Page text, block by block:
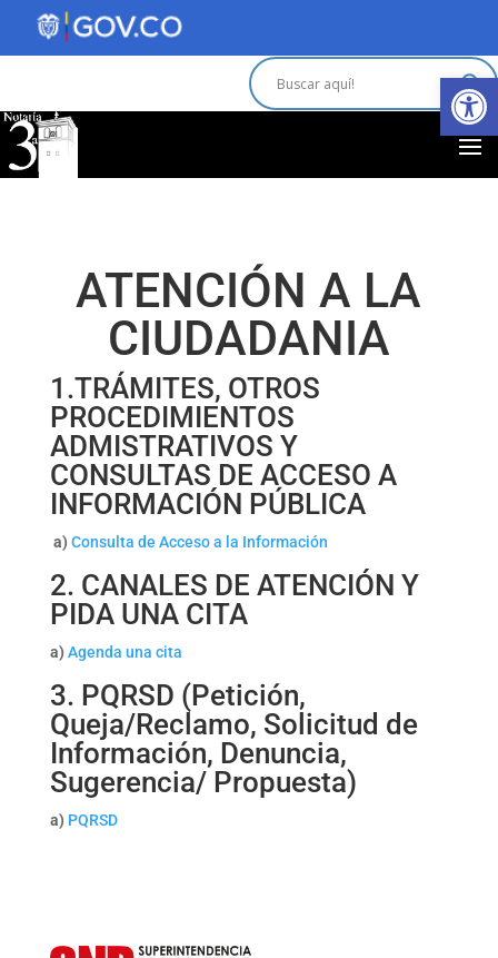
Abrir
ATENCIÓN A LA
CIUDADANIA
1.TRÁMITES, OTROS
PROCEDIMIENTOS
ADMISTRATIVOS Y
CONSULTAS DE ACCESO A
INFORMACIÓN PÚBLICA
a) Consulta de Acceso a la Información
2. CANALES DE ATENCIÓN Y
PIDA UNA CITA
a) Agenda una cita
3. PQRSD (Petición,
Queja/Reclamo, Solicitud de
Información, Denuncia,
Sugerencia/ Propuesta)
a) PQRSD